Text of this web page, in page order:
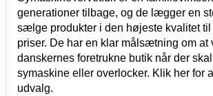
generationer tilbage, og de lægger en
sælge produkter i den højeste kvalitet til
priser. De har en klar målsætning om
danskernes foretrukne butik når der
symaskine eller overlocker. Klik her for
udvalg.